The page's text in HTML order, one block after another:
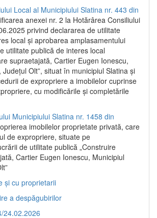
Local al Municipiului Slatina nr. 443 din
anexei nr. 2 la Hotărârea Consiliului
privind declararea de utilitate
local şi aprobarea amplasamentului
utilitate publică de interes local
supraetajată, Cartier Eugen Ionescu,
Judeţul Olt”, situat în municipiul Slatina şi
de expropriere a imobilelor cuprinse
cu modificările şi completările
Municipiului Slatina nr. 1458 din
imobilelor proprietate privată, care
de expropriere, situate pe
de utilitate publică „Construire
Cartier Eugen Ionescu, Municipiul
și cu proprietarii
a despăgubirilor
24.02.2026